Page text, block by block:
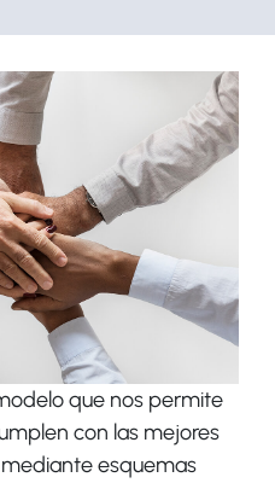
que nos permite
con las mejores
esquemas